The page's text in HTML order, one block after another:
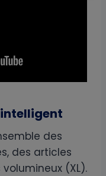
des
des articles
(XL).